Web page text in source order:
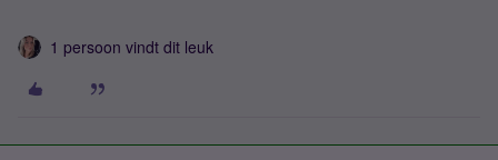
1 persoon vindt dit leuk